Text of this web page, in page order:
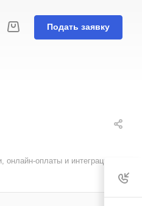
Подать заявку
онлайн-оплаты и интеграция